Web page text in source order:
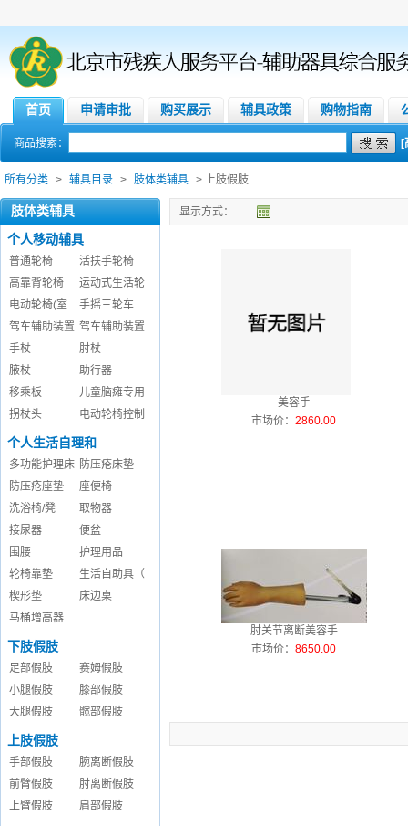
首页 申请审批 购买展示 辅具政策 购物指南
商品搜索： [
所有分类 > 辅具目录 > 肢体类辅具 > 上肢假肢
肢体类辅具
个人移动辅具
普通轮椅
活扶手轮椅
高靠背轮椅
运动式生活轮
电动轮椅(室
手摇三轮车
驾车辅助装置 驾车辅助装置
手杖
肘杖
腋杖
助行器
移乘板
儿童脑瘫专用
拐杖头
电动轮椅控制
个人生活自理和
多功能护理床 防压疮床垫
防压疮座垫
座便椅
洗浴椅/凳
取物器
接尿器
便盆
围腰
护理用品
轮椅靠垫
生活自助具（
楔形垫
床边桌
马桶增高器
下肢假肢
足部假肢
赛姆假肢
小腿假肢
膝部假肢
大腿假肢
髋部假肢
上肢假肢
手部假肢
腕离断假肢
前臂假肢
肘离断假肢
上臂假肢
肩部假肢
显示方式：
美容手
市场价：2860.00
肘关节离断美容手
市场价：8650.00